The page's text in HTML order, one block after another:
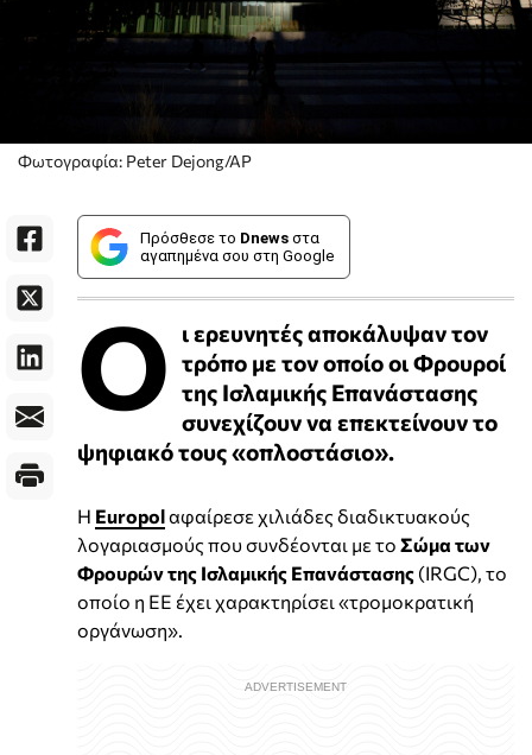
Φωτογραφία: Peter Dejong/AP
Πρόσθεσε το Dnews στα
αγαπημένα σου στη Google
Ο ι ερευνητές αποκάλυψαν τον
τρόπο με τον οποίο οι Φρουροί
της Ισλαμικής Επανάστασης
συνεχίζουν να επεκτείνουν το
ψηφιακό τους «οπλοστάσιο».
Η Europolαφαίρεσε χιλιάδες διαδικτυακούς
λογαριασμούς που συνδέονται με το Σώμα των
Φρουρών της Ισλαμικής Επανάστασης (IRGC), το
οποίο η ΕΕ έχει χαρακτηρίσει «τρομοκρατική
οργάνωση».